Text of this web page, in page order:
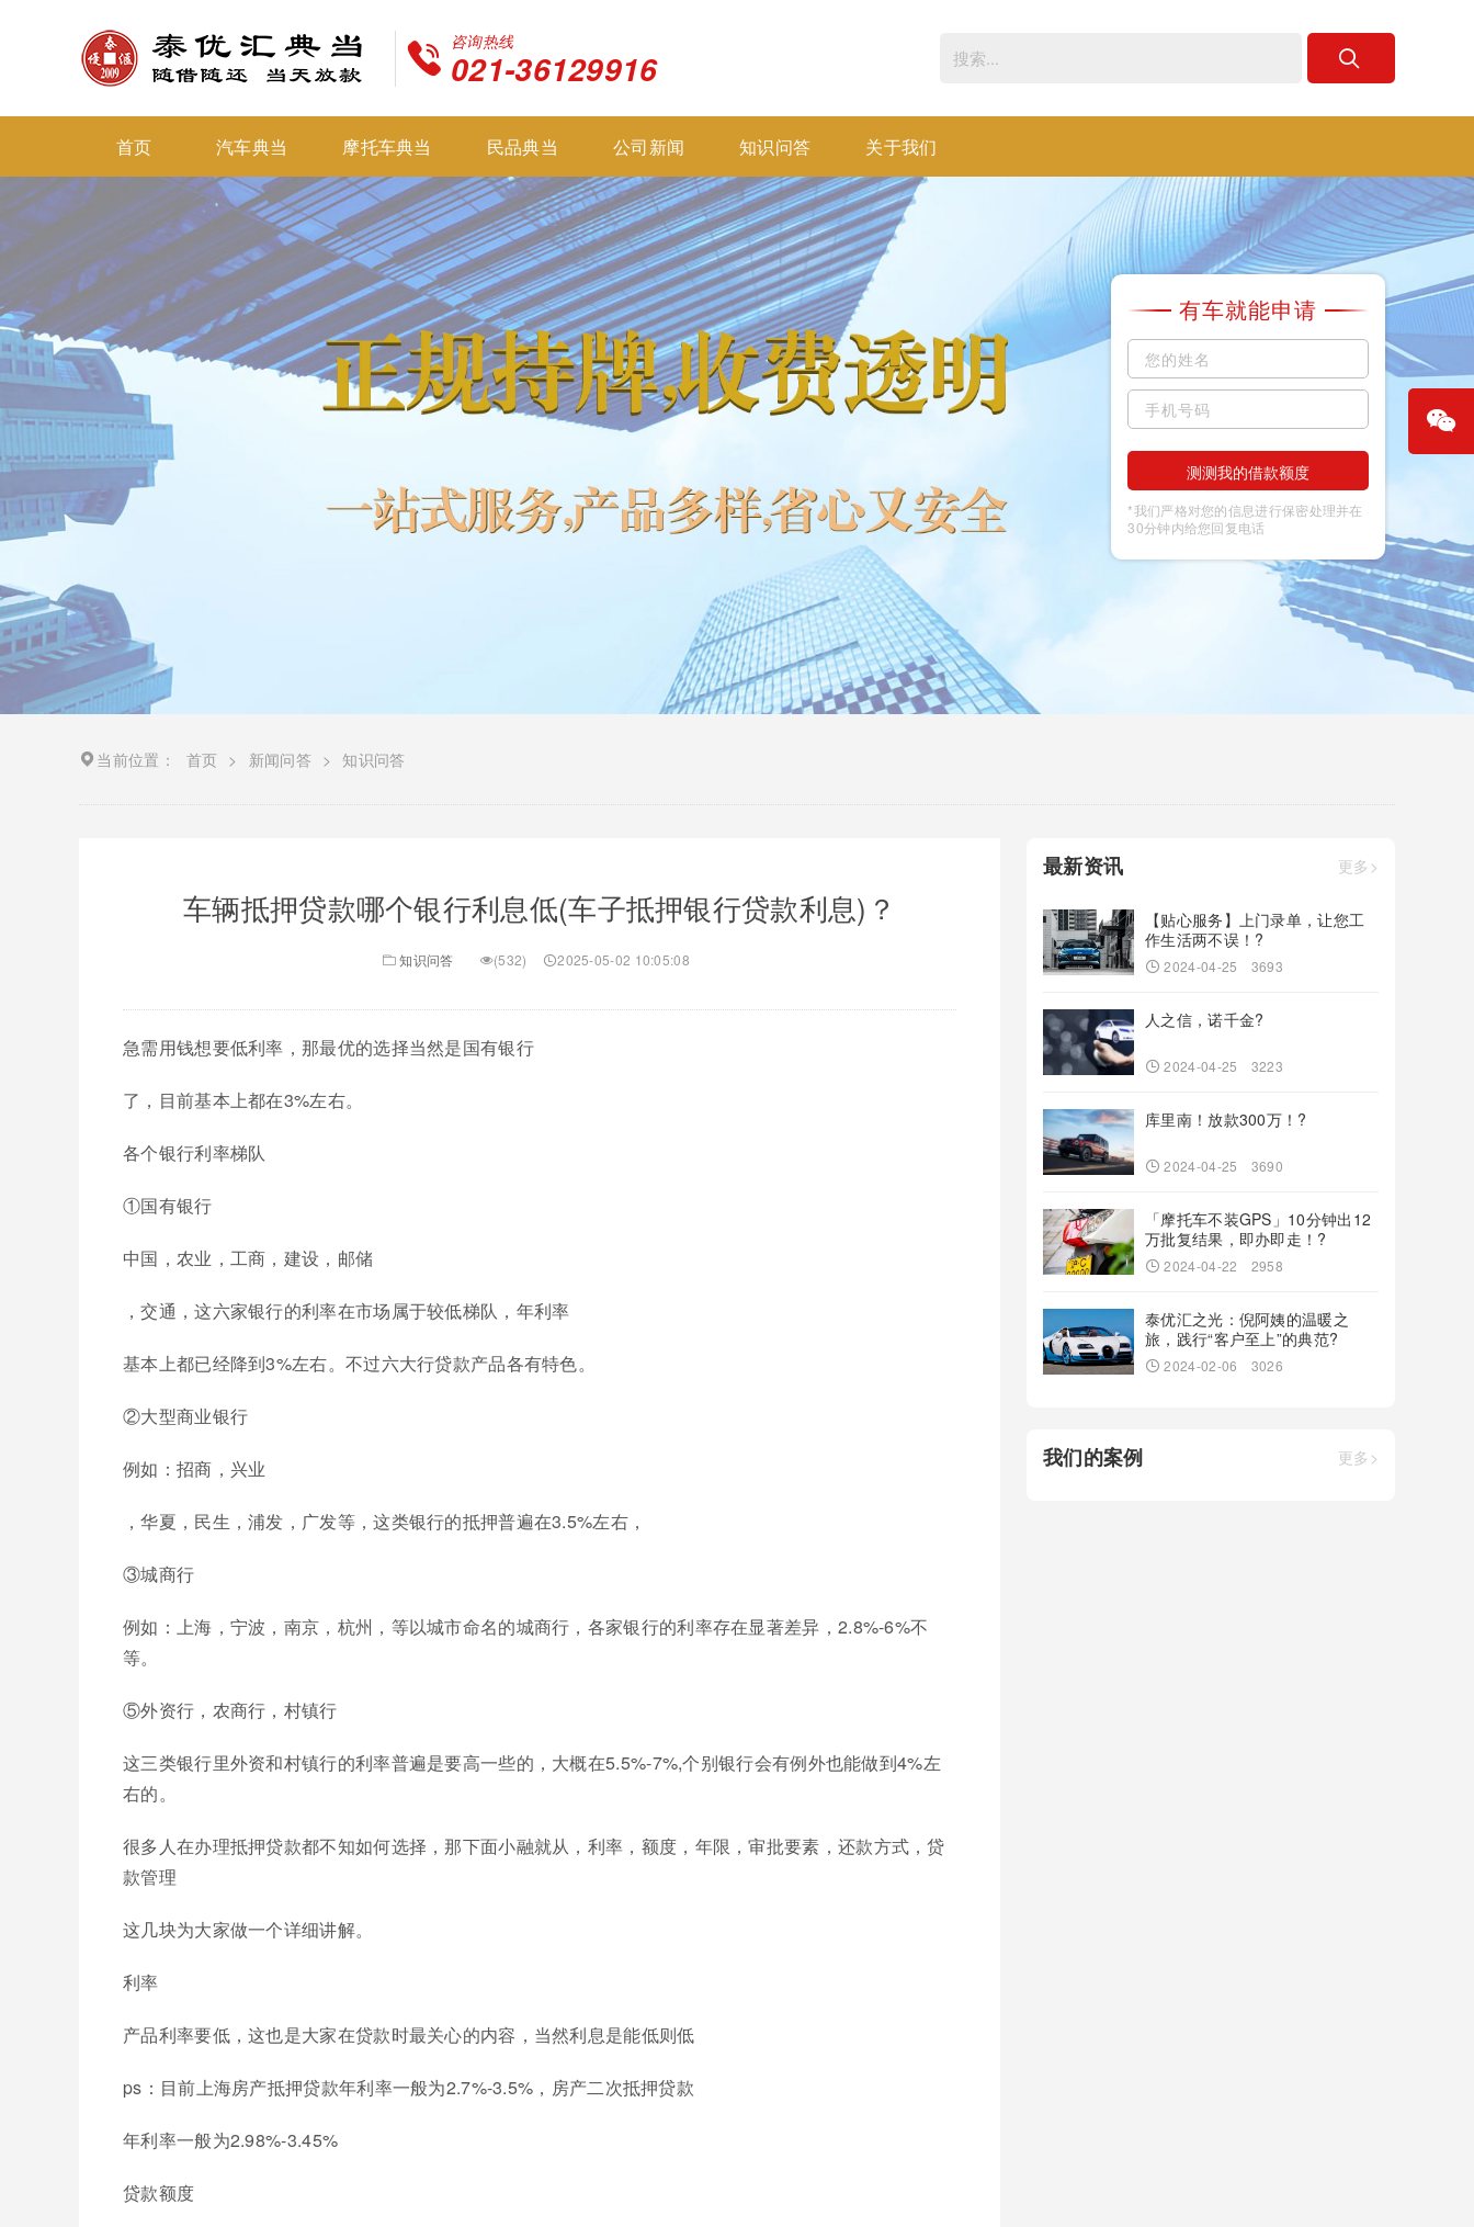
咨询热线
021-36129916
首页 汽车典当 摩托车典当 民品典当 公司新闻 知识问答 关于我们
有车就能申请
测测我的借款额度
*我们严格对您的信息进行保密处理并在
30分钟内给您回复电话
当前位置： 首页 > 新闻问答 > 知识问答
车辆抵押贷款哪个银行利息低(车子抵押银行贷款利息)？
知识问答 (532) 2025-05-02 10:05:08
急需用钱想要低利率，那最优的选择当然是国有银行
了，目前基本上都在3%左右。
各个银行利率梯队
①国有银行
中国，农业，工商，建设，邮储
，交通，这六家银行的利率在市场属于较低梯队，年利率
基本上都已经降到3%左右。不过六大行贷款产品各有特色。
②大型商业银行
例如：招商，兴业
，华夏，民生，浦发，广发等，这类银行的抵押普遍在3.5%左右，
③城商行
例如：上海，宁波，南京，杭州，等以城市命名的城商行，各家银行的利率存在显著差异，2.8%-6%不
等。
⑤外资行，农商行，村镇行
这三类银行里外资和村镇行的利率普遍是要高一些的，大概在5.5%-7%,个别银行会有例外也能做到4%左
右的。
很多人在办理抵押贷款都不知如何选择，那下面小融就从，利率，额度，年限，审批要素，还款方式，贷
款管理
这几块为大家做一个详细讲解。
利率
产品利率要低，这也是大家在贷款时最关心的内容，当然利息是能低则低
ps：目前上海房产抵押贷款年利率一般为2.7%-3.5%，房产二次抵押贷款
年利率一般为2.98%-3.45%
贷款额度
最新资讯 更多>
【贴心服务】上门录单，让您工
作生活两不误！?
2024-04-25 3693
人之信，诺千金?
2024-04-25 3223
库里南！放款300万！?
2024-04-25 3690
「摩托车不装GPS」10分钟出12
万批复结果，即办即走！?
2024-04-22 2958
泰优汇之光：倪阿姨的温暖之
旅，践行“客户至上”的典范?
2024-02-06 3026
我们的案例 更多>